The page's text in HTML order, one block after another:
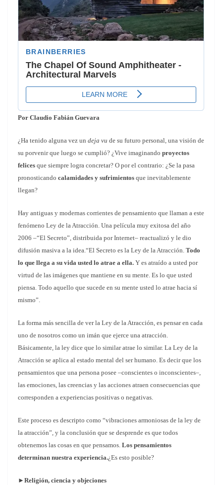
Por Claudio Fabián Guevara
¿Ha tenido alguna vez un deja vu de su futuro personal, una visión de
su porvenir que luego se cumplió? ¿Vive imaginando proyectos
felices que siempre logra concretar? O por el contrario: ¿Se la pasa
pronosticando calamidades y sufrimientos que inevitablemente
llegan?
Hay antiguas y modernas corrientes de pensamiento que llaman a este
fenómeno Ley de la Atracción. Una película muy exitosa del año
2006 –“El Secreto”, distribuida por Internet– reactualizó y le dio
difusión masiva a la idea. “El Secreto es la Ley de la Atracción. Todo
lo que llega a su vida usted lo atrae a ella. Y es atraído a usted por
virtud de las imágenes que mantiene en su mente. Es lo que usted
piensa. Todo aquello que sucede en su mente usted lo atrae hacia sí
mismo”.
La forma más sencilla de ver la Ley de la Atracción, es pensar en cada
uno de nosotros como un imán que ejerce una atracción.
Básicamente, la ley dice que lo similar atrae lo similar. La Ley de la
Atracción se aplica al estado mental del ser humano. Es decir que los
pensamientos que una persona posee –conscientes o inconscientes–,
las emociones, las creencias y las acciones atraen consecuencias que
corresponden a experiencias positivas o negativas.
Este proceso es descripto como “vibraciones armoniosas de la ley de
la atracción”, y la conclusión que se desprende es que todos
obtenemos las cosas en que pensamos. Los pensamientos
determinan nuestra experiencia.¿Es esto posible?
► Religión, ciencia y objeciones